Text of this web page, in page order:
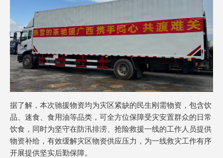
据了解，本次驰援物资均为灾区紧缺的民生刚需物资，包含饮
品、速食、食用油等品类，可全方位保障受灾安置群众的日常
饮食，同时为坚守在防汛排涝、抢险救援一线的工作人员提供
物资补给，有效缓解灾区物资供应压力，为一线救灾工作有序
开展提供坚实后勤保障。